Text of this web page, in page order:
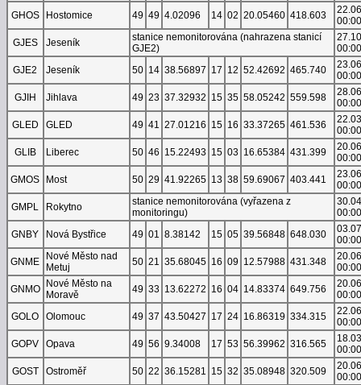
GHOS
Hostomice 49 49 4.02096 14 02 20.05460 418.603
00:00
GJES
Jeseník
stanice nemonitorována (nahrazena stanicí
GJE2)
00:00
GJE2
Jeseník 50 14 38.56897 17 12 52.42692 465.740
00:00
GJIH
Jihlava 49 23 37.32932 15 35 58.05242 559.598
00:00
GLED
GLED 49 41 27.01216 15 16 33.37265 461.536
00:00
GLIB
Liberec 50 46 15.22493 15 03 16.65384 431.399
00:00
GMOS
Most 50 29 41.92265 13 38 59.69067 403.441
00:00
GMPL
Rokytno
stanice nemonitorována (vyřazena z
monitoringu)
00:00
GNBY
Nová Bystřice 49 01 8.38142 15 05 39.56848 648.030
00:00
GNME
Nové Město nad
Metuj
50 21 35.68045 16 09 12.57988 431.348
00:00
GNMO
Nové Město na
Moravě
49 33 13.62272 16 04 14.83374 649.756
00:00
GOLO
Olomouc 49 37 43.50427 17 24 16.86319 334.315
00:00
GOPV
Opava 49 56 9.34008 17 53 56.39962 316.565
00:00
GOST
Ostroměř 50 22 36.15281 15 32 35.08948 320.509
00:00